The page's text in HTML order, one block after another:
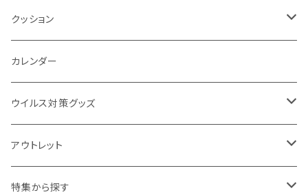
トレイ
パットカバー、ブックカバー
IDケース、パスケース、コインケース
デスク周辺
ランタン
非常食
アクセサリー・スマホケース
タッチペン
USBケーブル・ハブ
イヤホン・ヘッドフォン
マウスパッド
手持ちミラー
ビューティー雑貨
キーホルダー
時計
ネックウォーマー
マフラー・ストール
F.O.B COOP
クッション
折りたたみクッション
カレンダー
ウイルス対策グッズ
除菌グッズ
パーテーション
アウトレット
アウトレット
特集から探す